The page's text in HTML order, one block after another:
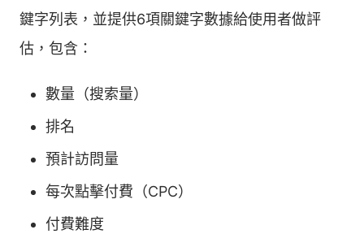
鍵字列表，並提供6項關鍵字數據給使用者做評
估，包含：
數量（搜索量）
排名
預計訪問量
每次點擊付費（CPC）
付費難度